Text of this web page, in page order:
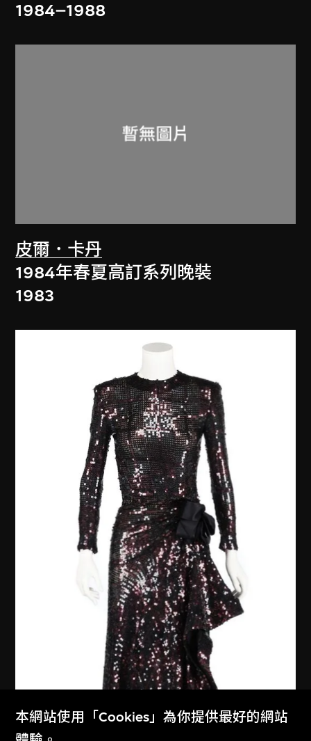
1984–1988
皮爾．卡丹
1984年春夏高訂系列晚裝
1983
本網站使用「Cookies」為你提供最好的網站